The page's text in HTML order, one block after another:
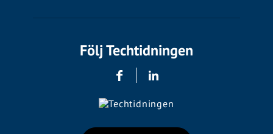
Följ Techtidningen